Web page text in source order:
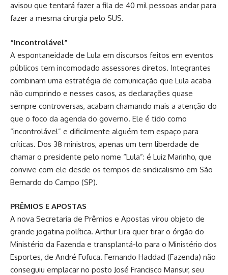
avisou que tentará fazer a fila de 40 mil pessoas andar para
fazer a mesma cirurgia pelo SUS.
“Incontrolável”
A espontaneidade de Lula em discursos feitos em eventos
públicos tem incomodado assessores diretos. Integrantes
combinam uma estratégia de comunicação que Lula acaba
não cumprindo e nesses casos, as declarações quase
sempre controversas, acabam chamando mais a atenção do
que o foco da agenda do governo. Ele é tido como
“incontrolável” e dificilmente alguém tem espaço para
críticas. Dos 38 ministros, apenas um tem liberdade de
chamar o presidente pelo nome “Lula”: é Luiz Marinho, que
convive com ele desde os tempos de sindicalismo em São
Bernardo do Campo (SP).
PRÊMIOS E APOSTAS
A nova Secretaria de Prêmios e Apostas virou objeto de
grande jogatina política. Arthur Lira quer tirar o órgão do
Ministério da Fazenda e transplantá-lo para o Ministério dos
Esportes, de André Fufuca. Fernando Haddad (Fazenda) não
conseguiu emplacar no posto José Francisco Mansur, seu